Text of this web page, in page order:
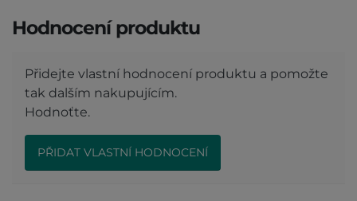
Hodnocení produktu
Přidejte vlastní hodnocení produktu a pomožte
tak dalším nakupujícím.
Hodnoťte.
PŘIDAT VLASTNÍ HODNOCENÍ